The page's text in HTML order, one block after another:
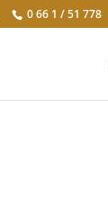
0 66 1 / 51 778